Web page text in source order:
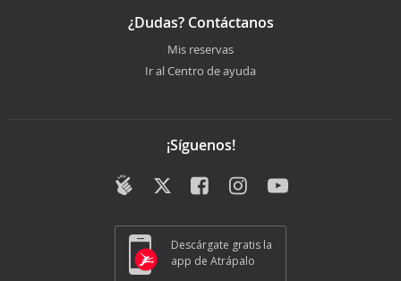
¿Dudas? Contáctanos
Mis reservas
Ir al Centro de ayuda
¡Síguenos!
Descárgate gratis la
app de Atrápalo